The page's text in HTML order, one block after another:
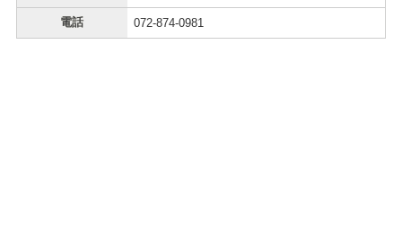
電話 072-874-0981